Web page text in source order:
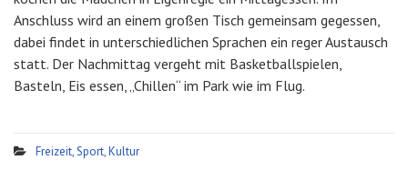
Anschluss wird an einem großen Tisch gemeinsam gegessen,
dabei findet in unterschiedlichen Sprachen ein reger Austausch
statt. Der Nachmittag vergeht mit Basketballspielen,
Basteln, Eis essen, „Chillen“ im Park wie im Flug.
Freizeit, Sport, Kultur